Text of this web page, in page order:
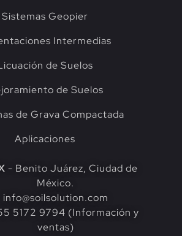
Sistemas Geopier
Intermedias
de Suelos
de Suelos
de Grava Compactada
Aplicaciones
- Benito Juárez, Ciudad de
México.
info@soilsolution.com
5172 9794 (Información y
ventas)